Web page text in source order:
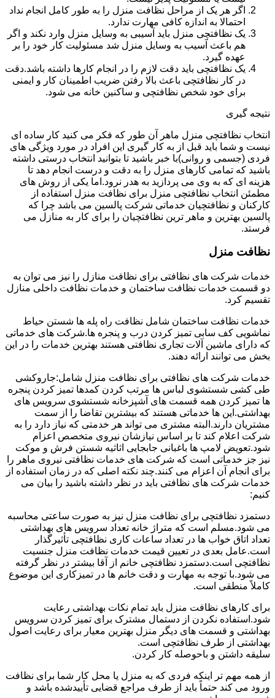
اگر هر یک از مراحل نظافت منزل را به طور کامل انجام نداد
احتمالا به اندازه کافی مهارت ندارد.
یک نظافتچی منزل باید آسیبی به وسایل منزل وارد نکند و اگر
هم باعث آسیب به وسایل منزل شد مسئولیت کار خود را بر
عهده گیرد.
یک نظافتچی باید دقت لازم را در انجام کارها داشته باشد.دقت
در کار نظافتچی باعث بالا رفتن ضریب اطمینان کار و ایمنی
برای خود شخص نظافتچی و ساکنین خانه می شود.
نتیجه گیری
انتخاب نظافتچی منزل ماهر آن طور که فکر می کنید کار ساده ای
نیست و شما باید قبل از به کار گیری این افراد در مورد ویژگی های
فردی (جسمی و روانی)با خبر باشید تا بتوانید انتخاب درستی داشته
باشید که تمامی کارهای منزل را به دقت و درست انجام دهد تا
هزینه ای که به وی می پردازید به هدر نرود.اما یکی از روش های
مطمئن انتخاب نظافتچی منزل برای نظافت منزل استفاده از
کارکنان و نظافتچیان خدماتی شرکت پالسین می باشد چرا که
پالسین بهترین و ماهر ترین نظافتچیان را برای کار به منازل می
فرستد.
نظافت منزل
خدمات شرکت های نظافتی برای نظافت منازل را نیز می توان به
دو قسمت خدمات نظافت ساختمان و خدمات نظافت داخلی منازل
تقسیم کرد.
خدمات نظافت ساختمان شامل نظافت راه پله ها شستن حیاط
نماشویی کف سابی تمیز کردن درب و پنجره ها.شرکت های خدماتی
که دارای ماشین آلات تجاری نظافتی هستند بهترین خدمات را در این
بخش می توانند ارائه دهند.
خدمات شرکت های نظافتی برای نظافت منزل شامل:جاروکشی
طی کشی شستشوی لباس ها مرتب کردن کمدها تمیز کردن پنجره
ها تمیز کردن همه قسمت های آشپزخانه شستشوی سرویس های
بهداشتی.این ها خدماتی هستند که بیشترین تقاضا را از سمت
مشتریان دارند.البته مشتری می تواند هر خدمتی که نیاز دارد را به
شرکت اعلام کند تا بر اساس نیازشان نیروی متخصص اعزام
شود.تعویض لامپ ها باغبانی جابجایی اثاثیه شستن فرش و موکت
نیز جز خدماتی است که شرکت های خدمات نظافتی نیروی ماهر را
برای انجام آن اعزام می کنند.چند نکته اصلی که در زمان استفاده از
خدمات شرکت های نظافتی باید در نظر داشته باشید را بیان می
کنیم:
دستمزد نظافتچی برای نظافت منزل نیز به صورت ساعتی محاسبه
می شود.مسلم است که متراژ خانه تعداد سرویس های بهداشتی
تعداد اتاق خواب ها در تعداد ساعات کاری نظافتچی تأثیرگذار
است.عامل بعدی در تعیین قیمت خدمات نظافت منزل جنسیت
نظافتچی است.دستمزد نظافتچی خانم از آقا بیشتر در نظر گرفته
می شود.با توجه به مهارت و دقت خانم ها در تمیزکاری این موضوع
کاملاً منطقی است.
برای کارهای نظافت منزل باید تمام نکات بهداشتی رعایت
شود.استفاده نکردن از دستمال مشترک برای تمیز کردن سرویس
بهداشتی و قسمت های دیگر منزل بهترین معیار برای رعایت اصول
بهداشتی از طرف نظافتچی است.
سلیقه داشتن و باحوصله کار کردن.
از همه مهم تر اینکه فردی که به منزل یا محل کار شما برای نظافت
ورود می کند حتماً باید از طرف مراجع قضایی تأییدشده باشد و